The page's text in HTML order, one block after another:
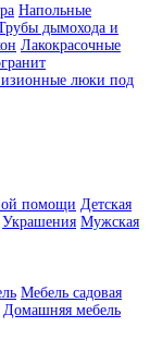
Напольные
дымохода и
Лакокрасочные
люки под
помощи Детская
Украшения Мужская
Мебель садовая
Домашняя мебель